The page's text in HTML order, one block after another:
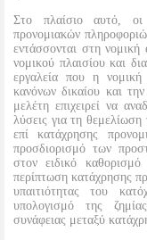
Στο πλαίσιο αυτό, οι
προνομιακών
εντάσσονται στη νομική
νομικού πλαισίου και
εργαλεία που η νομική
κανόνων δικαίου και
μελέτη επιχειρεί να
λύσεις για τη
επί κατάχρησης
προσδιορισμό των
στον ειδικό
περίπτωση κατάχρησης
υπαιτιότητας του
υπολογισμό της
συνάφειας μεταξύ